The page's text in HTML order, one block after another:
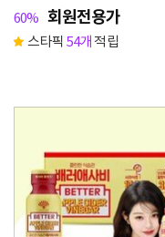
60% 회원전용가
스타픽 54개적립